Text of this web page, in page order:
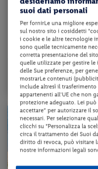
hard all inclusive + volo a/r +
Check-in
dal 17/08/26
al 01/11/26
suoi dati personali
Per fornirLe una migliore
sul nostro sito i cosiddetti
i cookie e le altre tecnologie
sono quelle tecnicamente
corretta presentazione del
quelle utilizzate per gestire
delle Sue preferenze, per
mostrarLe contenuti
include altresì il
appartenenti all'UE che non
protezione adeguato. Lei
accettare” per autorizzare il
necessari. Per selezionare
clicchi su "Personalizza la
circa il trattamento dei Suoi
diritto di revoca, può visitare
nostre informazioni legali